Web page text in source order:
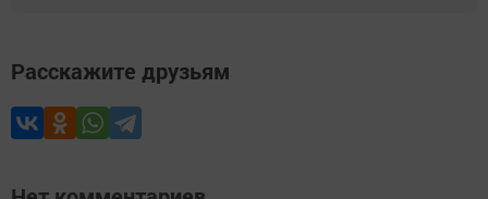
Расскажите друзьям